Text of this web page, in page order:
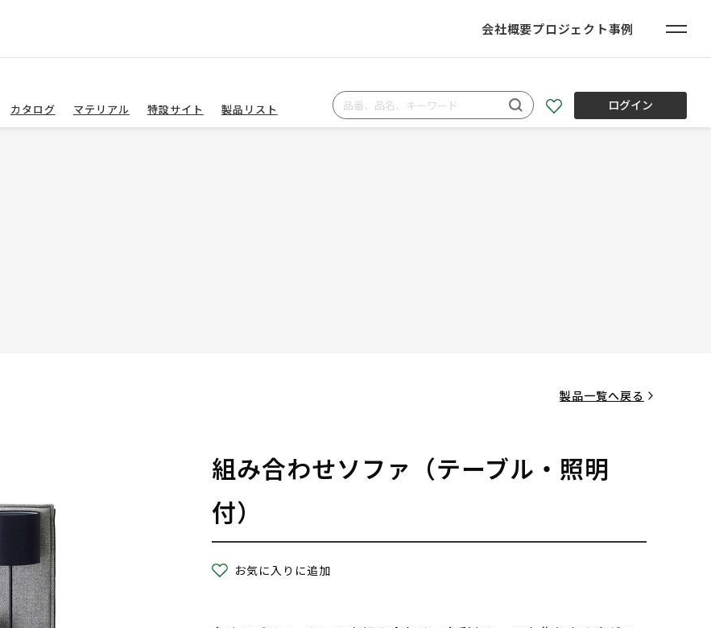
会社概要プロジェクト事例
カタログ マテリアル 特設サイト 製品リスト ログイン
製品一覧へ戻る
組み合わせソファ（テーブル・照明
付）
お気に入りに追加